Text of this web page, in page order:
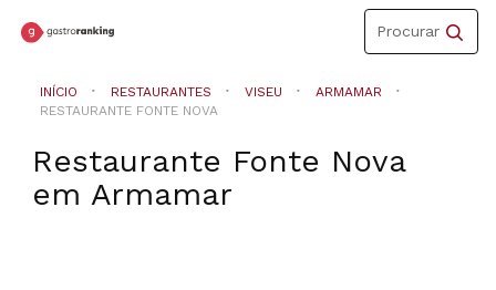
Toggle
navigation
Procurar
INÍCIO RESTAURANTES VISEU
ARMAMAR
RESTAURANTE FONTE NOVA
Restaurante Fonte Nova
em Armamar